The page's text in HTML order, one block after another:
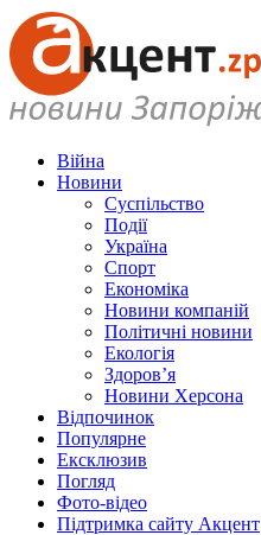
Війна
Новини
Суспільство
Події
Україна
Спорт
Економіка
Новини компаній
Політичні новини
Екологія
Здоров’я
Новини Херсона
Відпочинок
Популярне
Ексклюзив
Погляд
Фото-відео
Підтримка сайту Акцент